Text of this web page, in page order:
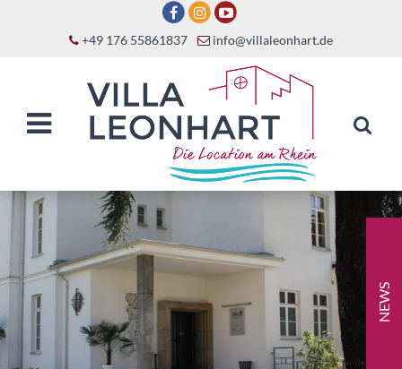
+49 176 55861837 info@villaleonhart.de
NEWS